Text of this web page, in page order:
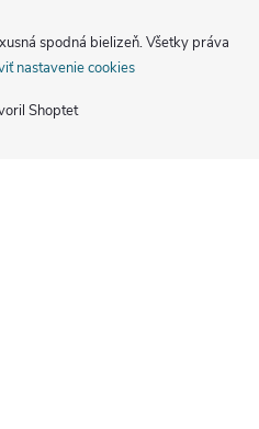
Shoptet
spodná bielizeň. Všetky práva
nastavenie cookies